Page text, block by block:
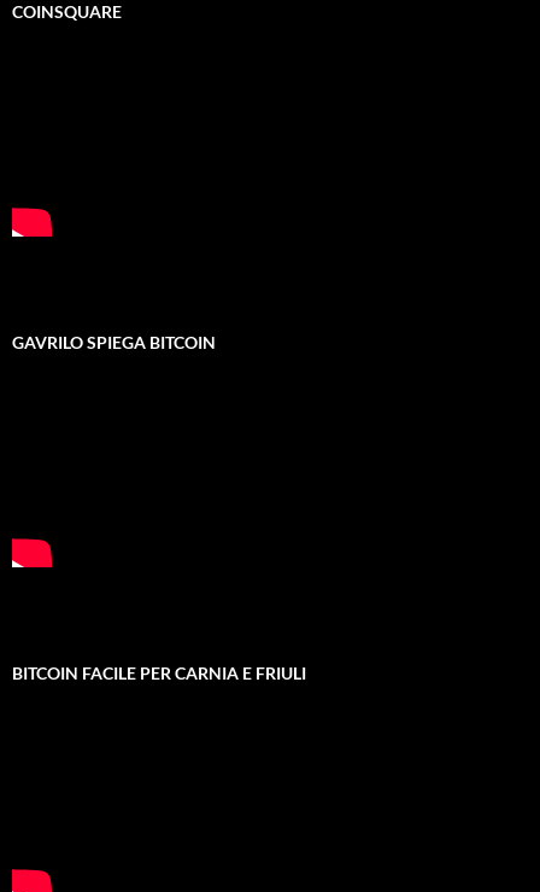
COINSQUARE
GAVRILO SPIEGA BITCOIN
BITCOIN FACILE PER CARNIA E FRIULI